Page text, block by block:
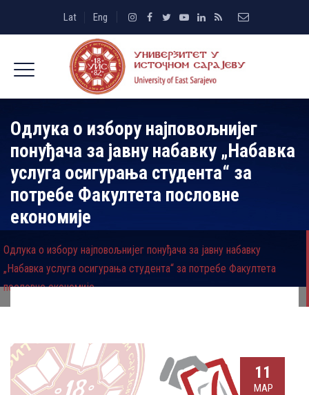
Lat Eng
Одлука о избору најповољнијег
понуђача за јавну набавку „Набавка
услуга осигурања студента“ за
потребе Факултета пословне
економије
Одлука о избору најповољнијег понуђача за јавну набавку
„Набавка услуга осигурања студента“ за потребе Факултета
пословне економије
11
МАР